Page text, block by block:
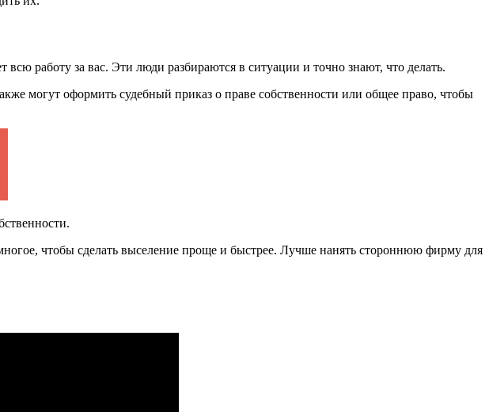
работу за вас. Эти люди разбираются в ситуации и точно знают, что делать.
могут оформить судебный приказ о праве собственности или общее право, чтобы
чтобы сделать выселение проще и быстрее. Лучше нанять стороннюю фирму для